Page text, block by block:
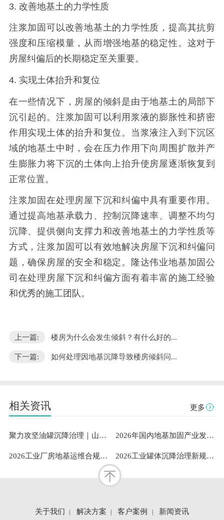
3. 改善地基土的力学性质
注浆加固可以改善地基土的力学性质，提高其抗剪
强度和压缩模量，从而增强地基的稳定性。这对于
房屋纠偏后的长期稳定至关重要。
4. 实现土体抬升和复位
在一些情况下，房屋的倾斜是由于地基土的局部下
沉引起的。注浆加固可以利用浆液的膨胀性和挤密
作用实现土体的抬升和复位。当浆液注入到下沉区
域的地基土中时，会在压力作用下向周围扩散并产
生膨胀力将下沉的土体向上抬升使房屋逐渐恢复到
正常位置。
注浆加固在处理房屋下沉和纠偏中具有重要作用。
通过提高地基承载力、控制沉降速率、调整不均匀
沉降、提供侧向支撑力和改善地基土的力学性质等
方式，注浆加固可以有效地解决房屋下沉和纠偏问
题，确保房屋的安全和稳定。隆达伟业地基加固公
司在处理房屋下沉和纠偏方面有着丰富的施工经验
和优秀的施工团队。
上一篇: 楼房为什么会发生倾斜？有什么好的...
下一篇: 如何处理因地基沉降导致楼房倾斜问...
相关资讯 更多
聚力攻坚油罐沉降治理｜山东隆达伟业助力中石油通辽油库筑牢安全根基 2026年国内地基加固产业发展洞察：既有建筑安全与工业需求下山东隆达伟业地基加固技术有限公司成熟案例与服务能力解析
2026工业厂房地基运维合规指南：专业地坪修复服务商的稳定性测评与选型参考 2026工业罐体沉降治理新规范：标准化扶正流程与专业服务体系深度解析
关于我们 解决方案 客户案例 新闻资讯